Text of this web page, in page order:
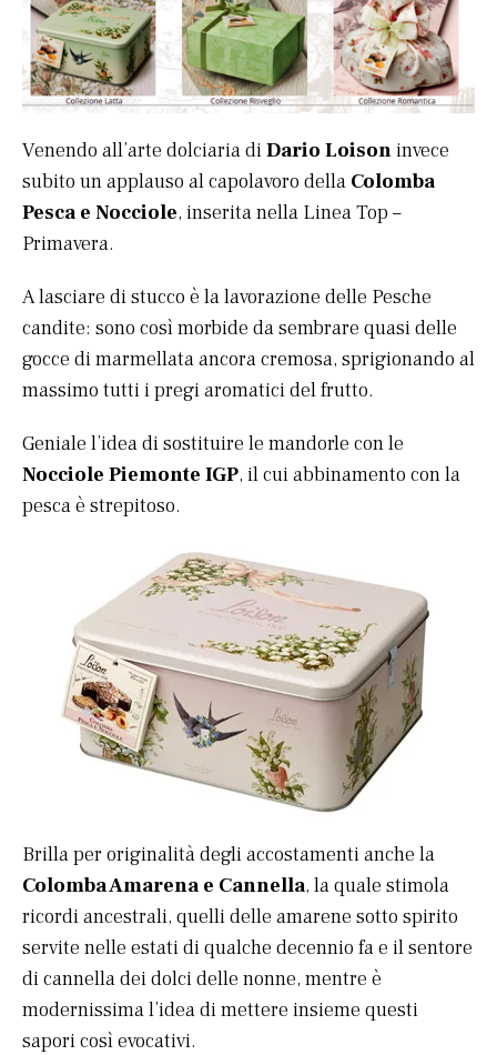
Venendo all’arte dolciaria diDario Loison invece
subito un applauso al capolavoro della Colomba
Pesca e Nocciole, inserita nella Linea Top –
Primavera.
A lasciare di stucco è la lavorazione delle Pesche
candite: sono così morbide da sembrare quasi delle
gocce di marmellata ancora cremosa, sprigionando al
massimo tutti i pregi aromatici del frutto.
Geniale l’idea di sostituire le mandorle con le
Nocciole Piemonte IGP, il cui abbinamento con la
pesca è strepitoso.
Brilla per originalità degli accostamenti anche la
Colomba Amarena e Cannella, la quale stimola
ricordi ancestrali, quelli delle amarene sotto spirito
servite nelle estati di qualche decennio fa e il sentore
di cannella dei dolci delle nonne, mentre è
modernissima l’idea di mettere insieme questi
sapori così evocativi.